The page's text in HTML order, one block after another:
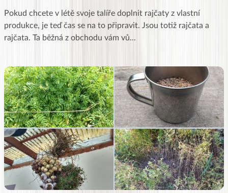
Pokud chcete v létě svoje talíře doplnit rajčaty z vlastní
produkce, je teď čas se na to připravit. Jsou totiž rajčata a
rajčata. Ta běžná z obchodu vám vů...